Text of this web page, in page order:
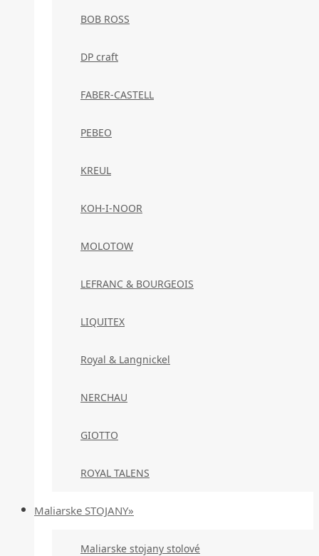
BOB ROSS
DP craft
FABER-CASTELL
PEBEO
KREUL
KOH-I-NOOR
MOLOTOW
LEFRANC & BOURGEOIS
LIQUITEX
Royal & Langnickel
NERCHAU
GIOTTO
ROYAL TALENS
Maliarske STOJANY»
Maliarske stojany stolové